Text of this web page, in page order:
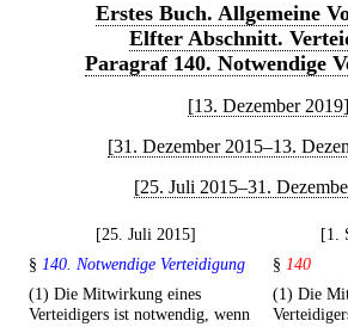
Erstes Buch. Allgemeine
Elfter Abschnitt.
Paragraf 140. Notwendige
[13. Dezember 2019]
[31. Dezember 2015–13.
[25. Juli 2015–31.
[25. Juli 2015]
[1.
§ 140. Notwendige Verteidigung § 140
(1) Die Mitwirkung eines
Verteidigers ist notwendig, wenn
(1) Die